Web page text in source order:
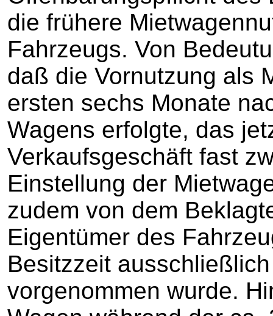
die frühere
Fahrzeugs. Von
daß die Vornutzung als
ersten sechs Monate
Wagens erfolgte, das
Verkaufsgeschäft fast
Einstellung der
zudem von dem
Eigentümer des
Besitzzeit
vorgenommen wurde.